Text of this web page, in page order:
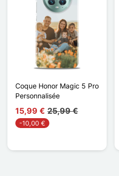
Coque Honor Magic 5 Pro
Personnalisée
15,99 € 25,99 €
-10,00 €